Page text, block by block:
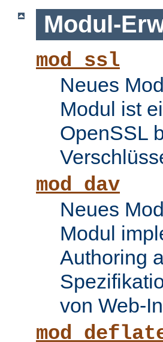
Modul-
mod_ssl
Neues
Modul ist
OpenSSL
mod_dav
Neues
Modul
Authoring
von Web-